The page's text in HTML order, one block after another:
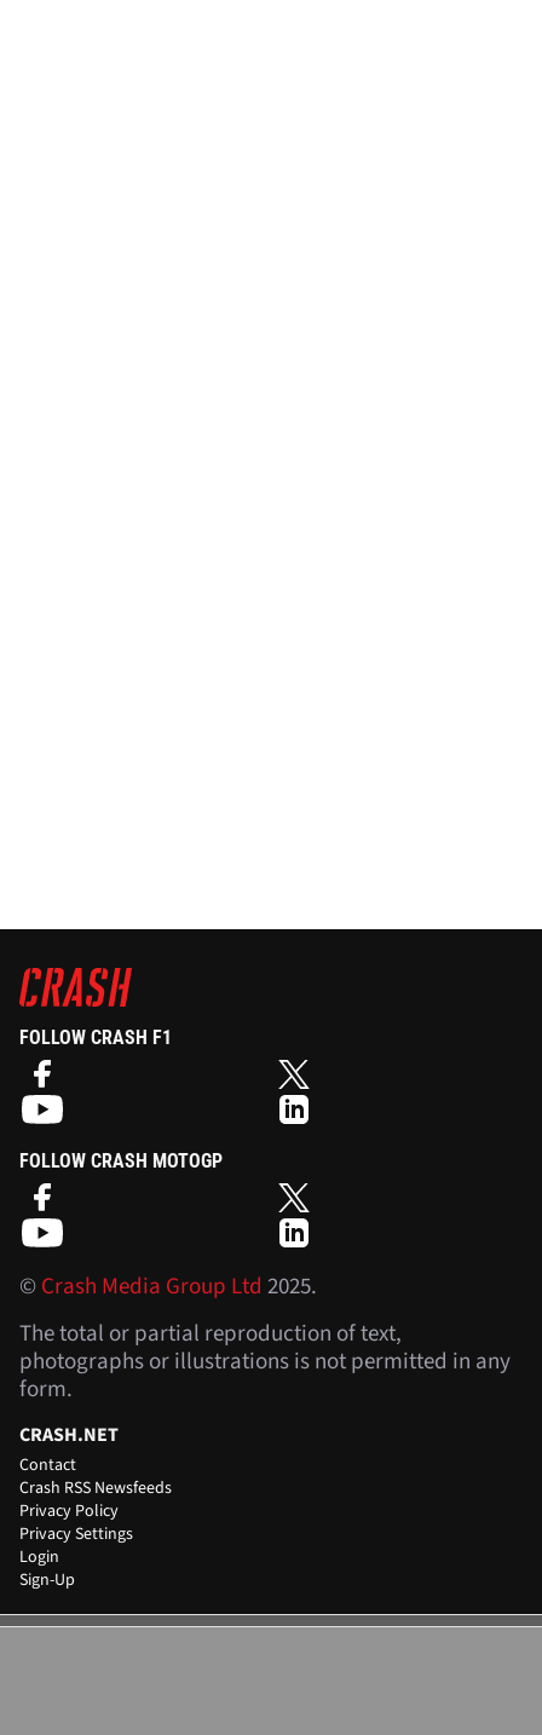
FOLLOW CRASH F1
FOLLOW CRASH MOTOGP
©Crash Media Group Ltd 2025.
The total or partial reproduction of text,
photographs or illustrations is not permitted in any
form.
CRASH.NET
Contact
Crash RSS Newsfeeds
Privacy Policy
Privacy Settings
Login
Sign-Up